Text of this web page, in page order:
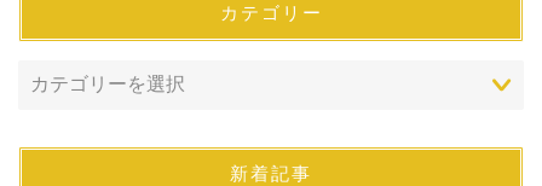
カテゴリー
新着記事